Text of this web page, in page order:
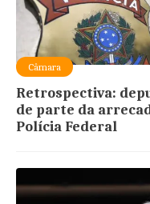
Câmara
Retrospectiva:
de parte da
Polícia Federal